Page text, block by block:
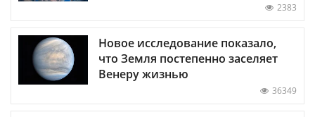
2383
Новое исследование показало,
что Земля постепенно заселяет
Венеру жизнью
36349